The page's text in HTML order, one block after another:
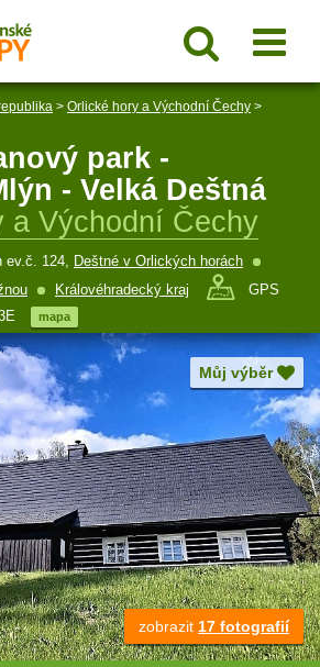
> Orlické hory a Východní Čechy >
park -
- Velká Deštná
a Východní Čechy
ev.č. 124, Deštné v Orlických horách
Královéhradecký kraj
GPS
mapa
Můj výběr
zobrazit 17 fotografií